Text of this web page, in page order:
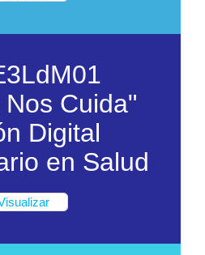
Nos Cuida"
Digital
en Salud